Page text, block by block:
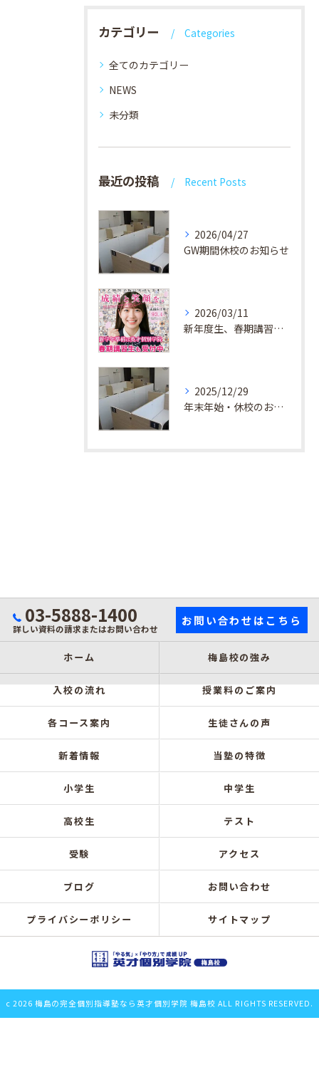
カテゴリー Categories
全てのカテゴリー
NEWS
未分類
最近の投稿 Recent Posts
2026/04/27
GW期間休校のお知らせ
2026/03/11
新年度生、春期講習生 受付中！
2025/12/29
年末年始・休校のお知らせ
03-5888-1400
詳しい資料の請求またはお問い合わせ
お問い合わせはこちら
ホーム 梅島校の強み
入校の流れ 授業料のご案内
各コース案内 生徒さんの声
新着情報 当塾の特徴
小学生 中学生
高校生 テスト
受験 アクセス
ブログ お問い合わせ
プライバシーポリシー サイトマップ
c 2026 梅島の完全個別指導塾なら英才個別学院 梅島校 ALL RIGHTS RESERVED.